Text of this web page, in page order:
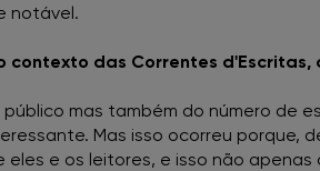
notável.
das Correntes d'Escritas,
mas também do número de
Mas isso ocorreu porque,
e os leitores, e isso não